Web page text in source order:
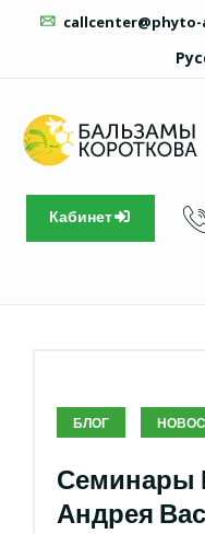
Кабинет
БЛОГ
Семинары
Андрея